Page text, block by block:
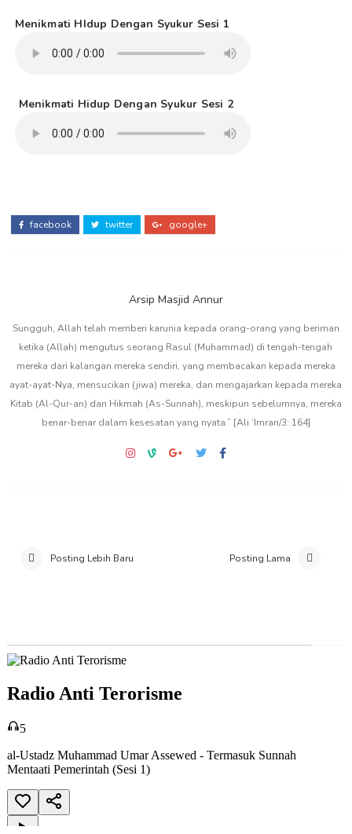
Menikmati HIdup Dengan Syukur Sesi 1
Menikmati Hidup Dengan Syukur Sesi 2
facebook twitter google+
Arsip Masjid Annur
Sungguh, Allah telah memberi karunia kepada orang-orang yang beriman
ketika (Allah) mengutus seorang Rasul (Muhammad) di tengah-tengah
mereka dari kalangan mereka sendiri, yang membacakan kepada mereka
ayat-ayat-Nya, mensucikan (jiwa) mereka, dan mengajarkan kepada mereka
Kitab (Al-Qur-an) dan Hikmah (As-Sunnah), meskipun sebelumnya, mereka
benar-benar dalam kesesatan yang nyata.” [Ali ‘Imran/3: 164]
Posting Lebih Baru Posting Lama